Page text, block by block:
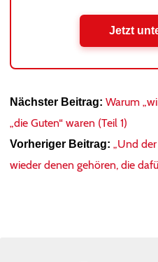
Jetzt
Nächster Beitrag: Warum
„die Guten“ waren (Teil 1)
Vorheriger Beitrag: „Und
wieder denen gehören, die